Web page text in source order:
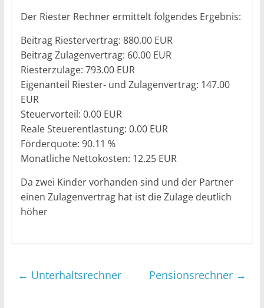
Der Riester Rechner ermittelt folgendes Ergebnis:
Beitrag Riestervertrag: 880.00 EUR
Beitrag Zulagenvertrag: 60.00 EUR
Riesterzulage: 793.00 EUR
Eigenanteil Riester- und Zulagenvertrag: 147.00
EUR
Steuervorteil: 0.00 EUR
Reale Steuerentlastung: 0.00 EUR
Förderquote: 90.11 %
Monatliche Nettokosten: 12.25 EUR
Da zwei Kinder vorhanden sind und der Partner
einen Zulagenvertrag hat ist die Zulage deutlich
höher
← Unterhaltsrechner Pensionsrechner →